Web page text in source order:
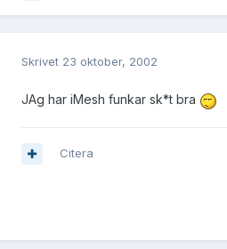
Skrivet 23 oktober, 2002
JAg har iMesh funkar sk*t bra
Citera